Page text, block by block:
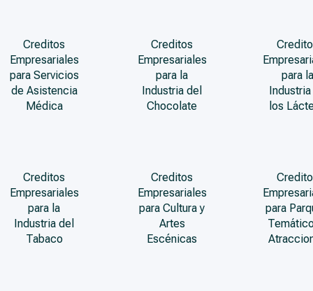
Creditos
Empresariales
para Servicios
de Asistencia
Médica
Creditos
Empresariales
para la
Industria del
Chocolate
para la
los
Creditos
Empresariales
para la
Industria del
Tabaco
Creditos
Empresariales
para Cultura y
Artes
Escénicas
para